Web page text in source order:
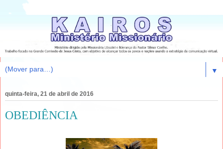
▼
quinta-feira, 21 de abril de 2016
OBEDIÊNCIA